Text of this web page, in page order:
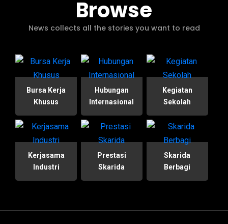
Browse
News collects all the stories you want to read
Bursa Kerja
Khusus
Hubungan
Internasional
Kegiatan
Sekolah
Kerjasama
Industri
Prestasi
Skarida
Skarida
Berbagi